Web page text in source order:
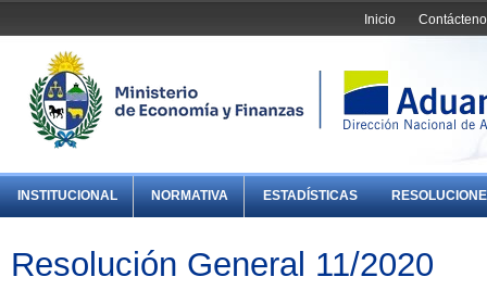
Inicio
INSTITUCIONAL NORMATIVA ESTADÍSTICAS
Resolución General 11/2020